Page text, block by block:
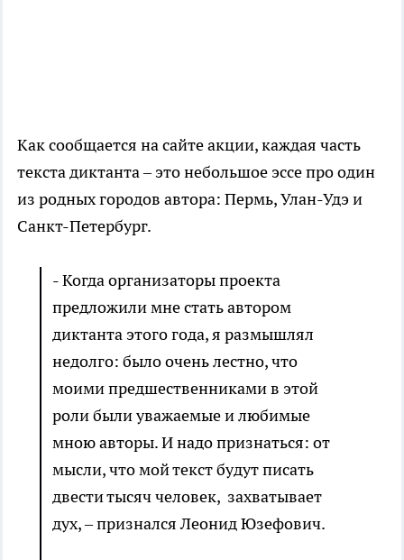
Как сообщается на сайте акции, каждая часть
текста диктанта – это небольшое эссе про один
из родных городов автора: Пермь, Улан-Удэ и
Санкт-Петербург.
- Когда организаторы проекта
предложили мне стать автором
диктанта этого года, я размышлял
недолго: было очень лестно, что
моими предшественниками в этой
роли были уважаемые и любимые
мною авторы. И надо признаться: от
мысли, что мой текст будут писать
двести тысяч человек, захватывает
дух, – признался Леонид Юзефович.